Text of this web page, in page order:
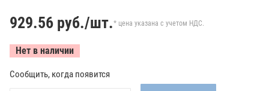
929.56 руб./шт.* цена указана с учетом НДС.
Нет в наличии
Сообщить, когда появится